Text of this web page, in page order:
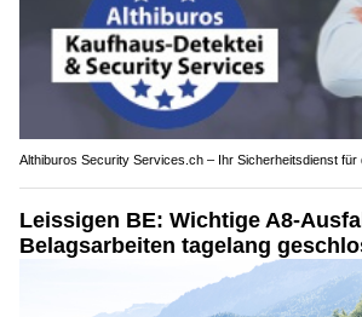
Althiburos Security Services.ch – Ihr Sicherheitsdienst
Leissigen BE: Wichtige A8-
Belagsarbeiten tagelang